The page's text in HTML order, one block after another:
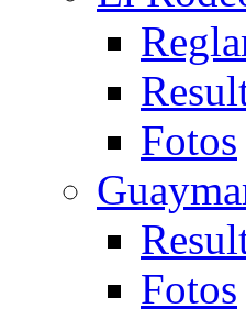
Fotos
Fotos